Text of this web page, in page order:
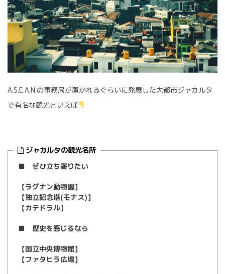
A.S.E.A.N.の事務局が置かれるぐらいに発展した大都市ジャカルタ
で有名な観光といえば
ジャカルタの観光名所
■ ぜひ立ち寄りたい
【ラグナン動物園】
【独立記念塔(モナス)】
【カテドラル】
■ 歴史を感じるなら
【国立中央博物館】
【ファタヒラ広場】